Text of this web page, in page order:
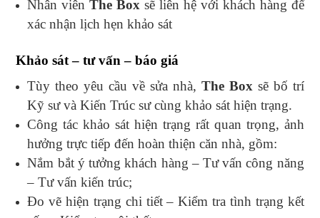
Nhân viênThe Box sẽ liên hệ với khách hàng để
xác nhận lịch hẹn khảo sát
Khảo sát – tư vấn – báo giá
Tùy theo yêu cầu về sửa nhà, The Box sẽ bố trí
Kỹ sư và Kiến Trúc sư cùng khảo sát hiện trạng.
Công tác khảo sát hiện trạng rất quan trọng, ảnh
hưởng trực tiếp đến hoàn thiện căn nhà, gồm:
Nắm bắt ý tưởng khách hàng – Tư vấn công năng
– Tư vấn kiến trúc;
Đo vẽ hiện trạng chi tiết – Kiểm tra tình trạng kết